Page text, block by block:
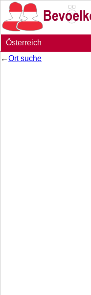
Österreich
←Ort suche